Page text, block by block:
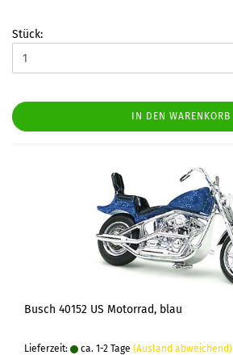
Stück:
IN DEN WARENKORB
Busch 40152 US Motorrad, blau
Lieferzeit: ca. 1-2 Tage (Ausland abweichend)